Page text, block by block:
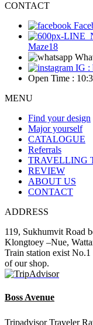
CONTACT
Maze18
IG :
Open Time :
MENU
Find your design
Major yourself
CATALOGUE
Referrals
TRAVELLING
REVIEW
ABOUT US
CONTACT
ADDRESS
119, Sukhumvit Road
Klongtoey –Nue,
Train station exist
of our shop.
Boss Avenue
Tripadvisor Traveler